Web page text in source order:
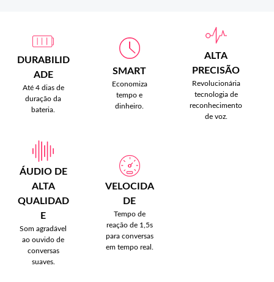
DURABILID
ADE
Até 4 dias de
duração da
bateria.
SMART
Economiza
tempo e
dinheiro.
ALTA
PRECISÃO
Revolucionária
tecnologia de
reconhecimento
de voz.
ÁUDIO DE
ALTA
QUALIDAD
E
Som agradável
ao ouvido de
conversas
suaves.
VELOCIDA
DE
Tempo de
reação de 1,5s
para conversas
em tempo real.